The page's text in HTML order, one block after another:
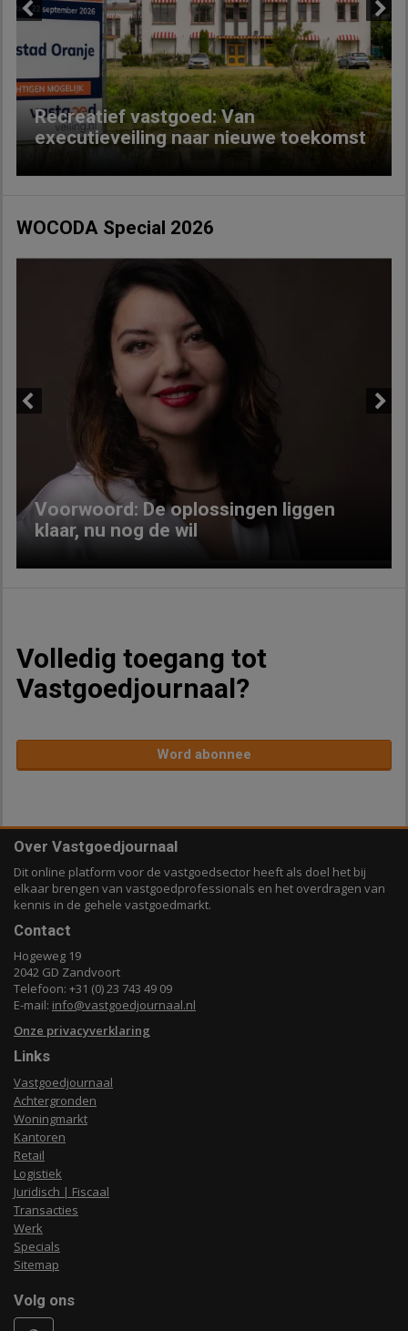
Recreatief vastgoed: Van
executieveiling naar nieuwe toekomst
Next
WOCODA Special 2026
Voorwoord: De oplossingen liggen
klaar, nu nog de wil
Volledig toegang tot
Vastgoedjournaal?
Word abonnee
Over Vastgoedjournaal
Dit online platform voor de vastgoedsector heeft als doel het bij
elkaar brengen van vastgoedprofessionals en het overdragen van
kennis in de gehele vastgoedmarkt.
Contact
Hogeweg 19
2042 GD Zandvoort
Telefoon: +31 (0) 23 743 49 09
E-mail: info@vastgoedjournaal.nl
Onze privacyverklaring
Links
Vastgoedjournaal
Achtergronden
Woningmarkt
Kantoren
Retail
Logistiek
Juridisch | Fiscaal
Transacties
Werk
Specials
Sitemap
Volg ons